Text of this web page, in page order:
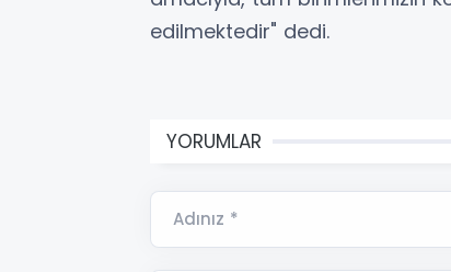
edilmektedir" dedi.
YORUMLAR
Adınız *